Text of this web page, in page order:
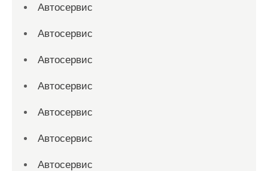
Автосервис
Автосервис
Автосервис
Автосервис
Автосервис
Автосервис
Автосервис